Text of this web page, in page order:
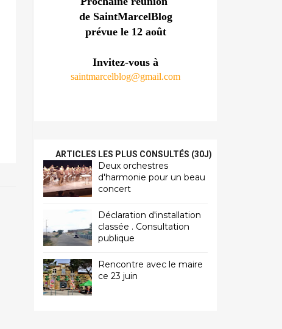
de SaintMarcelBlog
prévue le 12 août
Invitez-vous à
saintmarcelblog@gmail.com
ARTICLES LES PLUS CONSULTÉS (30J)
Deux orchestres
d'harmonie pour un beau
concert
Déclaration d'installation
classée . Consultation
publique
Rencontre avec le maire
ce 23 juin